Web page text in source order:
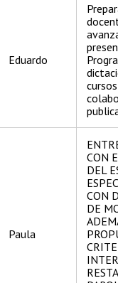
Eduardo
Paula
CON
DEL
CON
DE